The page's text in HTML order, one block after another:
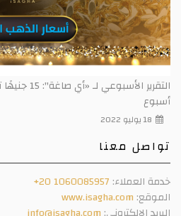
التقرير
أسبوع
18 يوليو 2022
تواصل معنا
خدمة العملاء: +20 1060085957
الموقع: www.isagha.com